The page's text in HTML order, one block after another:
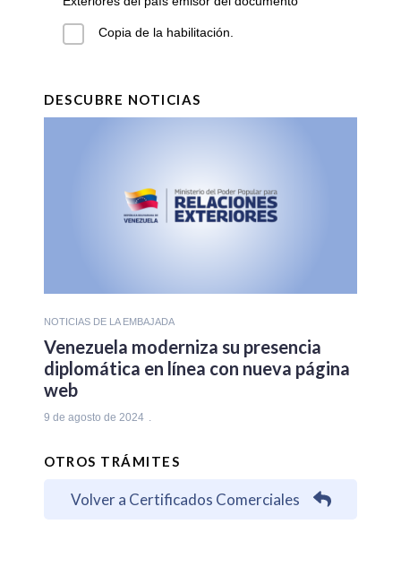
Copia de la habilitación.
DESCUBRE NOTICIAS
NOTICIAS DE LA EMBAJADA
Venezuela moderniza su presencia
diplomática en línea con nueva página
web
9 de agosto de 2024
OTROS TRÁMITES
Volver a Certificados Comerciales